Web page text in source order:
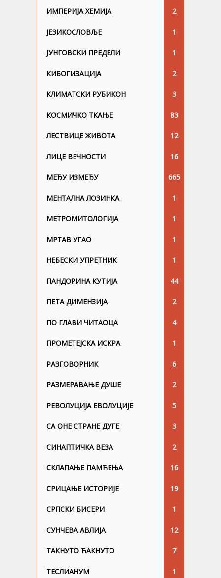
ИМПЕРИЈА ХЕМИЈА 2
ЈЕЗИКОСЛОВЉЕ 1
ЈУНГОВСKИ ПРЕДЕЛИ 1
КИБОГИЗАЦИЈА 2
КЛИМАТСКИ РУБИКОН 3
КОСМИЧКО ТКАЊЕ 83
ЛЕСТВИЦЕ ЖИВОТА 12
ЛИЦЕ ВЕЧНОСТИ 16
МЕЂУ ИЗМЕЂУ 665
МЕНТАЛНА ЛОЗИНКА 1
МЕТРОМИТОЛОГИЈА 1
МРТАВ УГАО 1
НЕБЕСКИ УПРЕТНИК 1
ПАНДОРИНА КУТИЈА 44
ПЕТА ДИМЕНЗИЈА 2
ПО ГЛАВИ ЧИТАОЦА 4
ПРОМЕТЕЈСКА ИСКРА 1
РАЗГОВОРНИК 6
РАЗМЕРАВАЊЕ ДУШЕ 2
РЕВОЛУЦИЈА ЕВОЛУЦИЈЕ 5
СА ОНЕ СТРАНЕ ДУГЕ 3
СИНАПТИЧКА ВЕЗА 2
СКЛАПАЊЕ ПАМЋЕЊА 16
СРИЦАЊЕ ИСТОРИЈЕ 19
СРПСКИ БИСЕРИ 1
СУНЧЕВА АВЛИЈА 12
ТАКНУТО ЋАКНУТО 7
ТЕСЛИАНУМ 1